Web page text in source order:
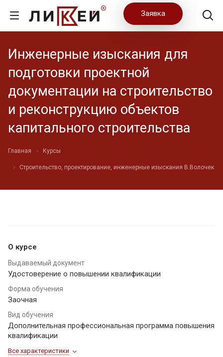
Заявка
Инженерные изыскания для
подготовки проектной
документации на строительство
и реконструкцию объектов
капитального строительства
Главная Курсы
Строительство, проектирование, инженерные изыскания В.Волочек
О курсе
Выдаваемый документ
Удостоверение о повышении квалификации
Форма обучения
Заочная
Вид обучения
Дополнительная профессиональная программа повышения
квалификации
Все характеристики